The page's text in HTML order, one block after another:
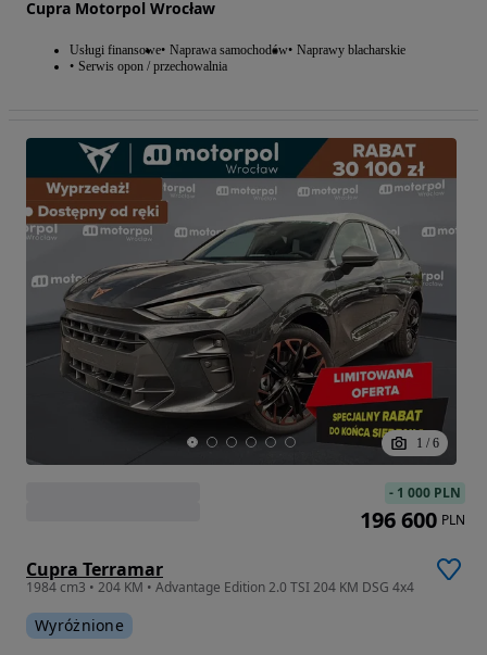
Cupra Motorpol Wrocław
Usługi finansowe Naprawa samochodów Naprawy blacharskie
Serwis opon / przechowalnia
1 / 6
Cupra Terramar
1984 cm3 • 204 KM • Advantage Edition 2.0 TSI 204 KM DSG 4x4
Wyróżnione
- 1 000 PLN
196 600 PLN